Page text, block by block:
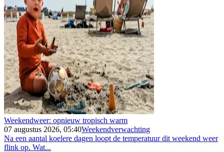
Weekendweer: opnieuw tropisch warm
07 augustus 2026, 05:40Weekendverwachting
Na een aantal koelere dagen loopt de temperatuur dit weekend weer
flink op. Wat...